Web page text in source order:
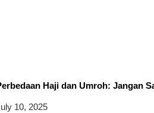
Haji dan Umroh: Jangan
10, 2025